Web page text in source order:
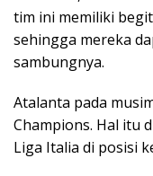
tim ini memiliki
sehingga mereka
sambungnya.
Atalanta pada
Champions. Hal itu
Liga Italia di posisi